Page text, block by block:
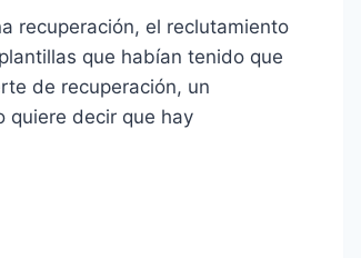
recuperación, el reclutamiento
que habían tenido que
de recuperación, un
quiere decir que hay